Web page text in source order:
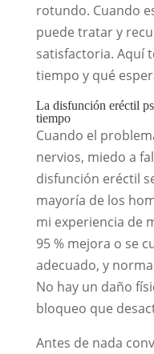
rotundo. Cuando
puede tratar y
satisfactoria. Aquí
tiempo y qué
La disfunción eréctil
tiempo
Cuando el
nervios, miedo a
disfunción eréctil
mayoría de los
mi experiencia de
95 % mejora o se
adecuado, y
No hay un daño
bloqueo que
Antes de nada